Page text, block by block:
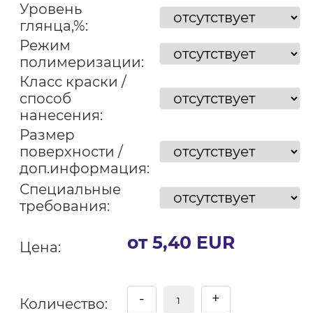
Уровень
глянца,%:
Режим
полимеризации:
Класс краски /
способ
нанесения:
Размер
поверхности /
доп.информация:
Специальные
требования:
Цена: от 5,40 EUR
Количество: - +